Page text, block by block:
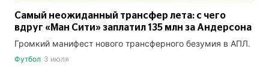
Самый неожиданный трансфер лета: с чего
вдруг «Ман Сити» заплатил 135 млн за Андерсона
Громкий манифест нового трансферного безумия в АПЛ.
Футбол 3 июля